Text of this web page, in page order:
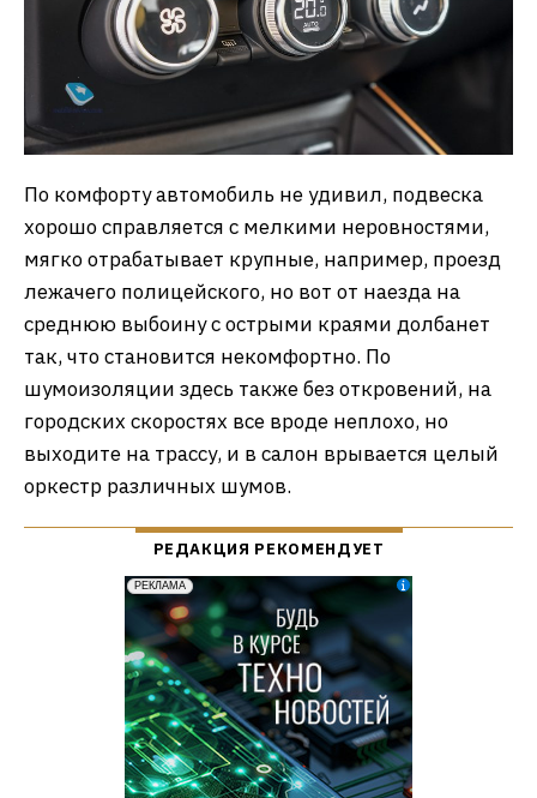
По комфорту автомобиль не удивил, подвеска
хорошо справляется с мелкими неровностями,
мягко отрабатывает крупные, например, проезд
лежачего полицейского, но вот от наезда на
среднюю выбоину с острыми краями долбанет
так, что становится некомфортно. По
шумоизоляции здесь также без откровений, на
городских скоростях все вроде неплохо, но
выходите на трассу, и в салон врывается целый
оркестр различных шумов.